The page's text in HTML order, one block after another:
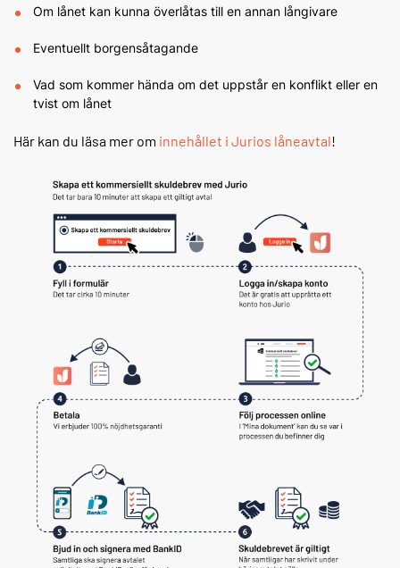
Om lånet kan kunna överlåtas till en annan långivare
Eventuellt borgensåtagande
Vad som kommer hända om det uppstår en konflikt eller en
tvist om lånet
Här kan du läsa mer om innehållet i Jurios låneavtal!